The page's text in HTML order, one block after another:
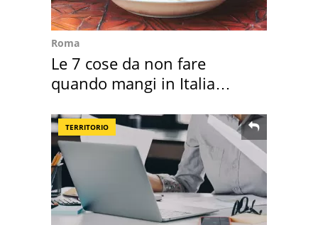
Roma
Le 7 cose da non fare
quando mangi in Italia
TERRITORIO